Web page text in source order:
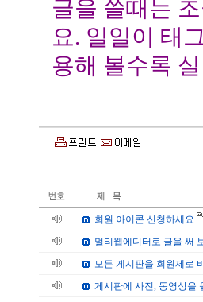
글을 쓸때는
요. 일일이 태
용해 볼수록
회원 아이콘 신청하세요
멀티웹에디터로 글을 써
모든 게시판을 회원제로
게시판에 사진, 동영상을